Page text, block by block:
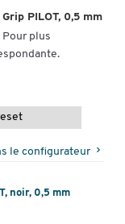
PILOT, 0,5 mm
plus
le configurateur
noir, 0,5 mm